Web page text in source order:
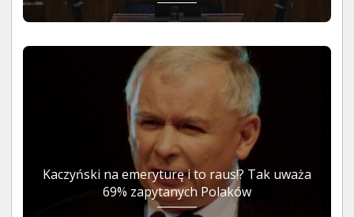
Kaczyński na emeryturę i to raus!? Tak uważa
69% zapytanych Polaków